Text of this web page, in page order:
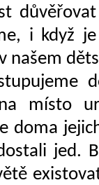
i když
našem
místo
doma
jed.